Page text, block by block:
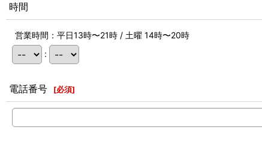
時間
営業時間：平日13時〜21時 / 土曜 14時〜20時
:
電話番号 [必須]